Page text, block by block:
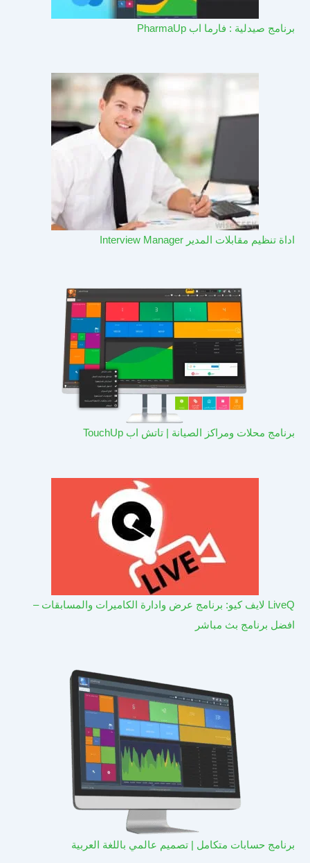
برنامج صيدلية : فارما اب PharmaUp​
اداة تنظيم مقابلات المدير Interview Manager
برنامج محلات ومراكز الصيانة | تاتش اب TouchUp
LiveQ لايف كيو: برنامج عرض وادارة الكاميرات والمسابقات –
افضل برنامج بث مباشر
برنامج حسابات متكامل | تصميم عالمي باللغة العربية